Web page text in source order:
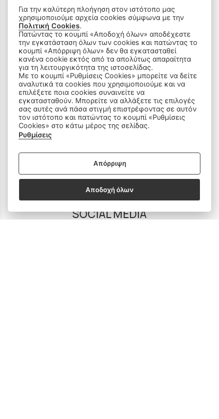
Ρυθμίσεις Cookies
Όροι Χρήσης & Ασφάλεια
ΠΡΟΪΟΝΤΑ
Ραπτομηχανές
Είδη Ραπτικής
Ανταλλακτικά
SOCIAL MEDIA
Για την καλύτερη πλοήγηση στον ιστότοπο μας
χρησιμοποιούμε αρχεία cookies σύμφωνα με την
Πολιτική Cookies.
Πατώντας το κουμπί «Αποδοχή όλων» αποδέχεστε
την εγκατάσταση όλων των cookies και πατώντας το
κουμπί «Απόρριψη όλων» δεν θα εγκατασταθεί
κανένα cookie εκτός από τα απολύτως απαραίτητα
για τη λειτουργικότητα της ιστοσελίδας.
Με το κουμπί «Ρυθμίσεις Cookies» μπορείτε να δείτε
αναλυτικά τα cookies που χρησιμοποιούμε και να
επιλέξετε ποια cookies συναινείτε να
εγκατασταθούν. Μπορείτε να αλλάξετε τις επιλογές
σας αυτές ανά πάσα στιγμή επιστρέφοντας σε αυτόν
τον ιστότοπο και πατώντας το κουμπί «Ρυθμίσεις
Cookies» στο κάτω μέρος της σελίδας.
Ρυθμίσεις
Απόρριψη
Αποδοχή όλων